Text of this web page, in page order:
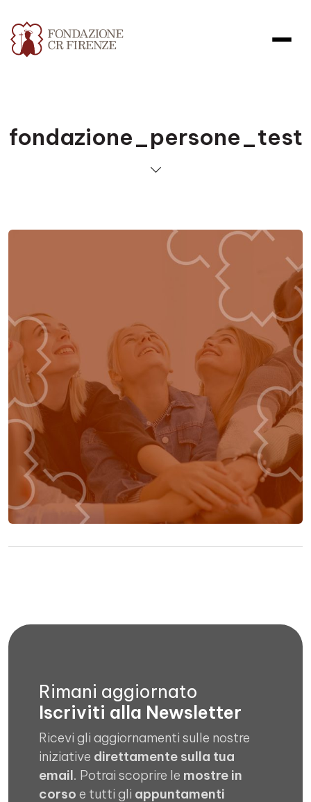
fondazione_persone_test
Rimani aggiornato
Iscriviti alla Newsletter
Ricevi gli aggiornamenti sulle nostre
iniziative direttamente sulla tua
email. Potrai scoprire le mostre in
corso e tutti gli appuntamenti